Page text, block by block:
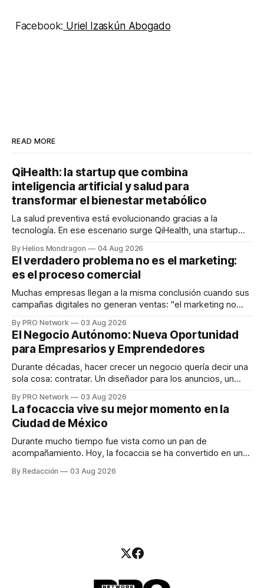
Facebook: Uriel Izaskún Abogado
READ MORE
QiHealth: la startup que combina
inteligencia artificial y salud para
transformar el bienestar metabólico
La salud preventiva está evolucionando gracias a la
tecnología. En ese escenario surge QiHealth, una startup
dispositivos inteligentes, inteligencia artificial y monitoreo
en tiempo real para ayudar a las personas a tomar mejores
decisiones sobre su salud metabólica. Su propuesta busca
responder
By Helios Mondragon 04 Aug 2026
El verdadero problema no es el marketing:
es el proceso comercial
Muchas empresas llegan a la misma conclusión cuando sus
campañas digitales no generan ventas: "el marketing no
INTERIUS, el problema suele estar en otro lugar. Durante
una entrevista para el podcast SER PRO, el especialista en
marketing digital explicó que
By PRO Network 03 Aug 2026
El Negocio Autónomo: Nueva Oportunidad
para Empresarios y Emprendedores
Durante décadas, hacer crecer un negocio quería decir una
sola cosa: contratar. Un diseñador para los anuncios, un
para los textos, alguien que supiera de publicidad digital
para encontrar prospectos, un vendedor para atender
llamadas y mensajes, y —con suerte— una persona
By PRO Network 03 Aug 2026
La focaccia vive su mejor momento en la
Ciudad de México
Durante mucho tiempo fue vista como un pan de
acompañamiento. Hoy, la focaccia se ha convertido en uno
artesanal, ingredientes de calidad y experiencias que
By Redacción 03 Aug 2026